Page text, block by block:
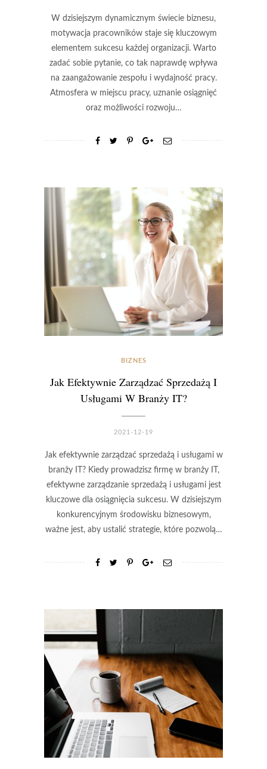
W dzisiejszym dynamicznym świecie biznesu,
motywacja pracowników staje się kluczowym
elementem sukcesu każdej organizacji. Warto
zadać sobie pytanie, co tak naprawdę wpływa
na zaangażowanie zespołu i wydajność pracy.
Atmosfera w miejscu pracy, uznanie osiągnięć
oraz możliwości rozwoju…
BIZNES
Jak Efektywnie Zarządzać Sprzedażą I
Usługami W Branży IT?
2021-12-19
Jak efektywnie zarządzać sprzedażą i usługami w
branży IT? Kiedy prowadzisz firmę w branży IT,
efektywne zarządzanie sprzedażą i usługami jest
kluczowe dla osiągnięcia sukcesu. W dzisiejszym
konkurencyjnym środowisku biznesowym,
ważne jest, aby ustalić strategie, które pozwolą…